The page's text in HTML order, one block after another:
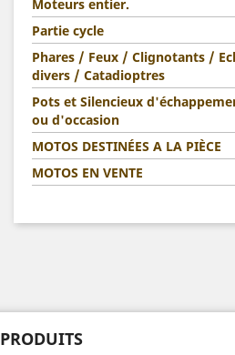
Moteurs entier.
Partie cycle
Phares / Feux / Clignotants /
divers / Catadioptres
Pots et Silencieux
ou d'occasion
MOTOS DESTINÉES A LA PIÈCE
MOTOS EN VENTE
PRODUITS